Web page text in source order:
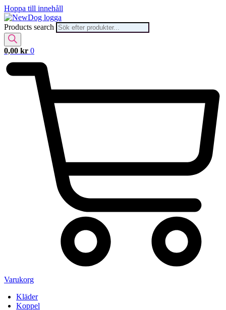
Hoppa till innehåll
Products search
0,00 kr 0
Varukorg
Kläder
Koppel